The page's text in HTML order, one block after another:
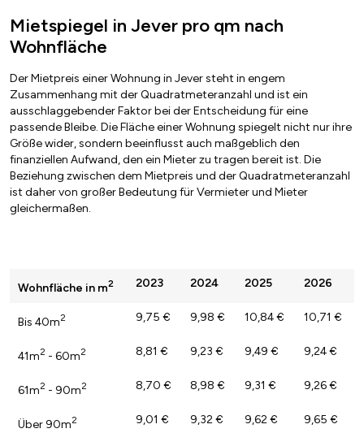
Mietspiegel in Jever pro qm nach
Wohnfläche
Der Mietpreis einer Wohnung in Jever steht in engem
Zusammenhang mit der Quadratmeteranzahl und ist ein
ausschlaggebender Faktor bei der Entscheidung für eine
passende Bleibe. Die Fläche einer Wohnung spiegelt nicht nur ihre
Größe wider, sondern beeinflusst auch maßgeblich den
finanziellen Aufwand, den ein Mieter zu tragen bereit ist. Die
Beziehung zwischen dem Mietpreis und der Quadratmeteranzahl
ist daher von großer Bedeutung für Vermieter und Mieter
gleichermaßen.
Wohnfläche in m2 2023 2024 2025 2026
Bis 40m2 9,75 € 9,98 € 10,84 € 10,71 €
41m2 - 60m2 8,81 € 9,23 € 9,49 € 9,24 €
61m2 - 90m2 8,70 € 8,98 € 9,31 € 9,26 €
Über 90m2 9,01 € 9,32 € 9,62 € 9,65 €